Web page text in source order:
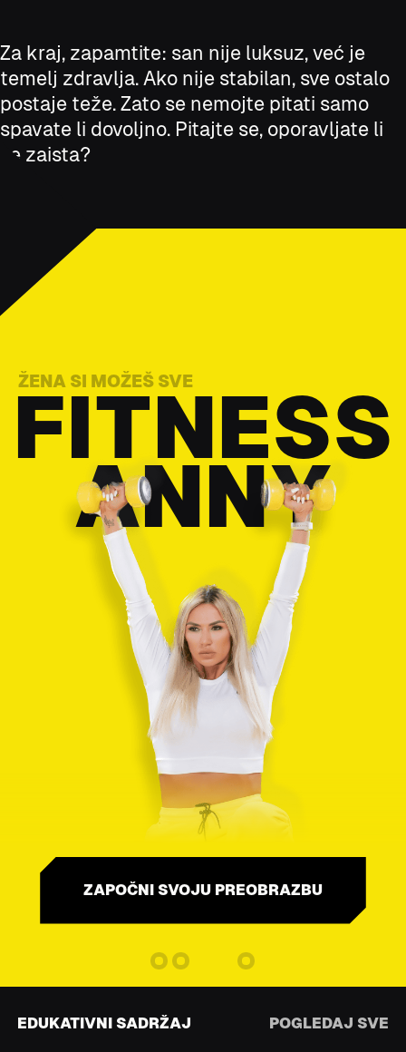
Za kraj, zapamtite: san nije luksuz, već je
temelj zdravlja. Ako nije stabilan, sve ostalo
postaje teže. Zato se nemojte pitati samo
spavate li dovoljno. Pitajte se, oporavljate li
se zaista?
ŽENA SI MOŽEŠ SVE
FITNESS
ANNY
ZAPOČNI SVOJU PREOBRAZBU
EDUKATIVNI SADRŽAJ POGLEDAJ SVE